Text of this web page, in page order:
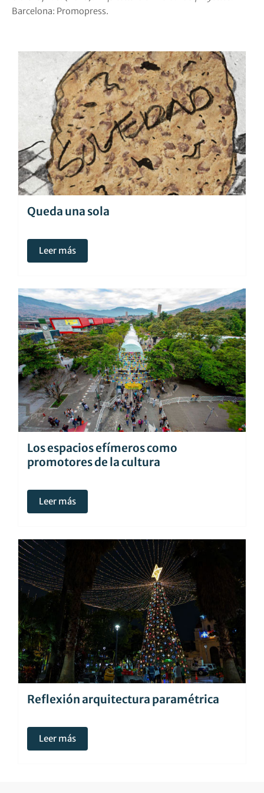
Barcelona: Promopress.
Queda una sola
Leer más
Los espacios efímeros como
promotores de la cultura
Leer más
Reflexión arquitectura paramétrica
Leer más